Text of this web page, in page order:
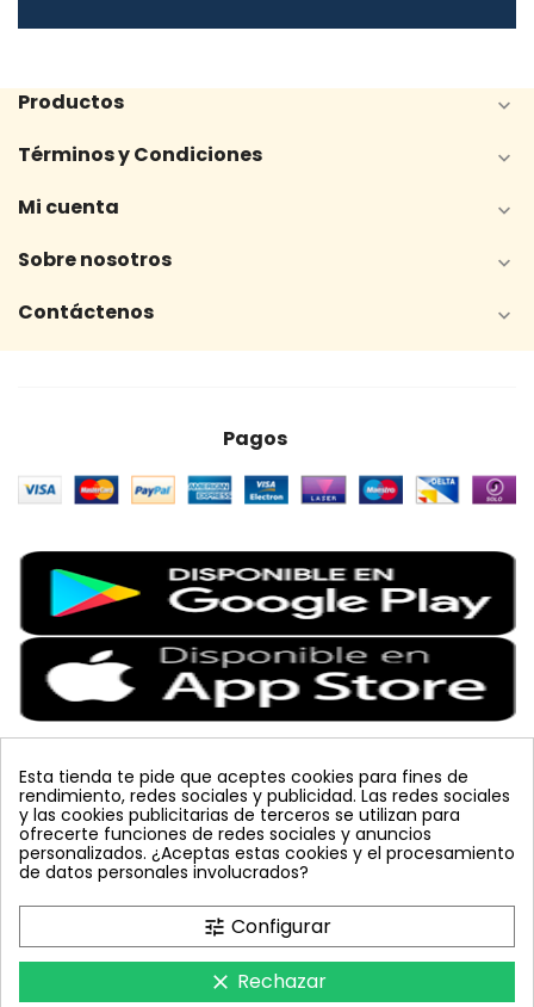
Productos 
Términos y Condiciones 
Mi cuenta 
Sobre nosotros 
Contáctenos 
Pagos
Etiquetas Populares
colmena vacuna arbol planta
placa
bombus terrestris
mosquero feromona
mariquita
amarillo sin carnet
inyecciones tronco
trampa cromática JED
tuta absoluta
lucha integrada polillero
Esta tienda te pide que aceptes cookies para fines de
rendimiento, redes sociales y publicidad. Las redes sociales
y las cookies publicitarias de terceros se utilizan para
ofrecerte funciones de redes sociales y anuncios
personalizados. ¿Aceptas estas cookies y el procesamiento
de datos personales involucrados?
tune Configurar
clear Rechazar